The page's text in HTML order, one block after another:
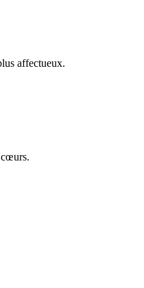
affectueux.
cœurs.